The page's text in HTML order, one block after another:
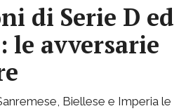
di Serie D ed
le avversarie
Biellese e Imperia le